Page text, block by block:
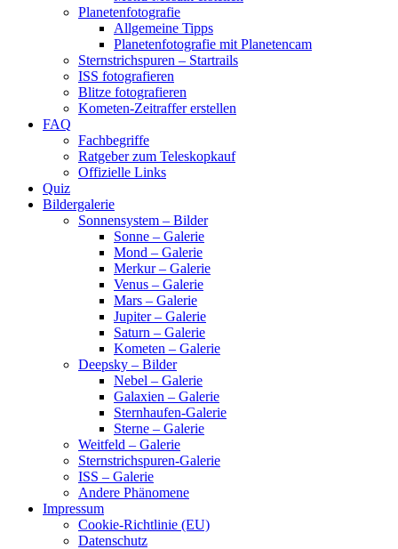
Planetenfotografie
Allgemeine Tipps
Planetenfotografie mit Planetencam
Sternstrichspuren – Startrails
ISS fotografieren
Blitze fotografieren
Kometen-Zeitraffer erstellen
FAQ
Fachbegriffe
Ratgeber zum Teleskopkauf
Offizielle Links
Quiz
Bildergalerie
Sonnensystem – Bilder
Sonne – Galerie
Mond – Galerie
Merkur – Galerie
Venus – Galerie
Mars – Galerie
Jupiter – Galerie
Saturn – Galerie
Kometen – Galerie
Deepsky – Bilder
Nebel – Galerie
Galaxien – Galerie
Sternhaufen-Galerie
Sterne – Galerie
Weitfeld – Galerie
Sternstrichspuren-Galerie
ISS – Galerie
Andere Phänomene
Impressum
Cookie-Richtlinie (EU)
Datenschutz